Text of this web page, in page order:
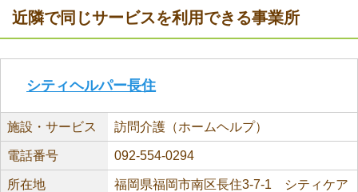
近隣で同じサービスを利用できる事業所
シティヘルパー長住
施設・サービス 訪問介護（ホームヘルプ）
電話番号 092-554-0294
所在地
福岡県福岡市南区長住3-7-1 シティケア